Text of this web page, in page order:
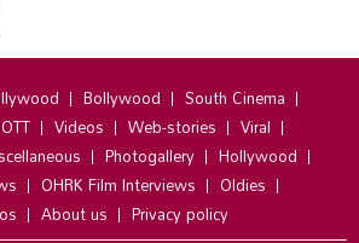
Bollywood
South Cinema
OTT Videos Web-stories
Viral
Photogallery
Hollywood
OHRK Film Interviews
Oldies
About us Privacy policy